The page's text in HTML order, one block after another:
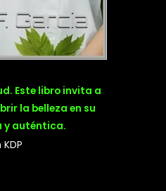
Este libro invita a
la belleza en su
y auténtica.